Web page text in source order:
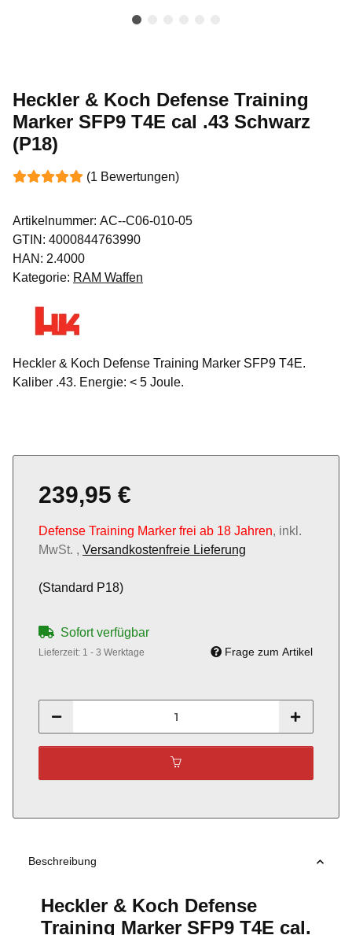
Heckler & Koch Defense Training
Marker SFP9 T4E cal .43 Schwarz
(P18)
(1 Bewertungen)
Artikelnummer: AC--C06-010-05
GTIN: 4000844763990
HAN: 2.4000
Kategorie: RAM Waffen
Heckler & Koch Defense Training Marker SFP9 T4E.
Kaliber .43. Energie: < 5 Joule.
239,95 €
Defense Training Marker frei ab 18 Jahren, inkl.
MwSt. , Versandkostenfreie Lieferung
(Standard P18)
Sofort verfügbar
Lieferzeit: 1 - 3 Werktage Frage zum Artikel
Beschreibung
Heckler & Koch Defense
Training Marker SFP9 T4E cal.